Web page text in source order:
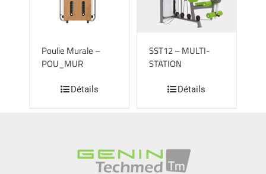
Poulie Murale –
POU_MUR
Détails
SST12 – MULTI-
STATION
Détails